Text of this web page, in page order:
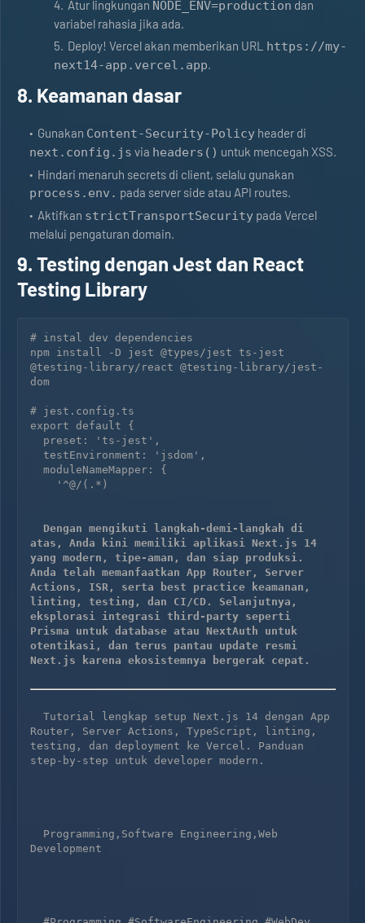
Atur lingkungan NODE_ENV=production dan
variabel rahasia jika ada.
Deploy! Vercel akan memberikan URL https://my-
next14-app.vercel.app.
8. Keamanan dasar
Gunakan Content‑Security‑Policy header di
next.config.js via headers() untuk mencegah XSS.
Hindari menaruh secrets di client, selalu gunakan
process.env. pada server side atau API routes.
Aktifkan strictTransportSecurity pada Vercel
melalui pengaturan domain.
9. Testing dengan Jest dan React
Testing Library
# instal dev dependencies
npm install -D jest @types/jest ts-jest
@testing-library/react @testing-library/jest-
dom
# jest.config.ts
export default {
Dengan mengikuti langkah‑demi‑langkah di
atas, Anda kini memiliki aplikasi Next.js 14
yang modern, tipe‑aman, dan siap produksi.
Anda telah memanfaatkan App Router, Server
Actions, ISR, serta best practice keamanan,
linting, testing, dan CI/CD. Selanjutnya,
eksplorasi integrasi third‑party seperti
Prisma untuk database atau NextAuth untuk
otentikasi, dan terus pantau update resmi
Next.js karena ekosistemnya bergerak cepat.
Router, Server Actions, TypeScript, linting,
testing, dan deployment ke Vercel. Panduan
step-by-step untuk developer modern.
Development